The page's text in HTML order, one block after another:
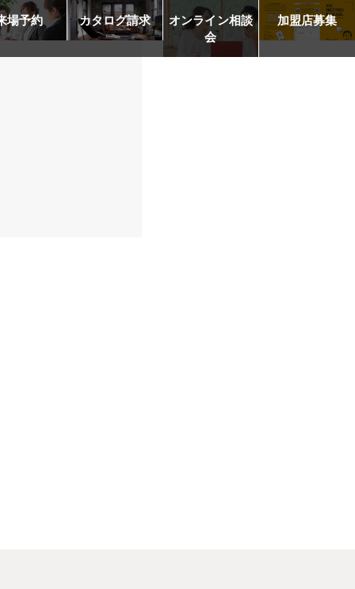
場予約 カタログ請求
オンライン相談
会
加盟店募集